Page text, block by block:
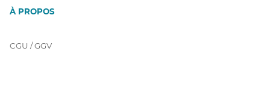
À PROPOS
CGU / GGV